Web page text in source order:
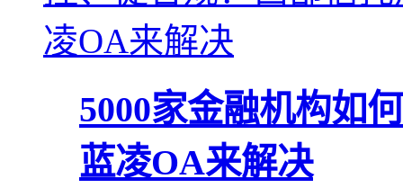
5000家金融机构如
蓝凌OA来解决